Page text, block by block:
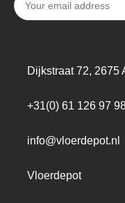
Dijkstraat 72, 2675
+31(0) 61 126 97
info@vloerdepot.nl
Vloerdepot